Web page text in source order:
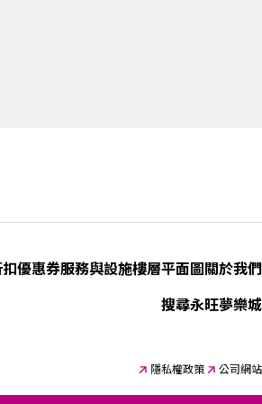
優惠券服務與設施樓層平面圖關於我們
搜尋永旺夢樂城
隱私權政策 公司網站